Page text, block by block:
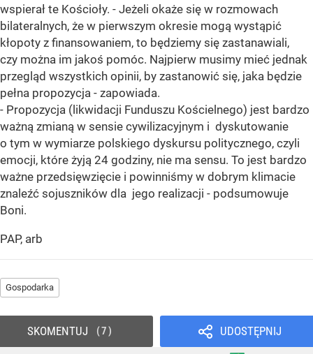
wspierał te Kościoły. - Jeżeli okaże się w rozmowach
bilateralnych, że w pierwszym okresie mogą wystąpić
kłopoty z finansowaniem, to będziemy się zastanawiali,
czy można im jakoś pomóc. Najpierw musimy mieć jednak
przegląd wszystkich opinii, by zastanowić się, jaka będzie
pełna propozycja - zapowiada.
- Propozycja (likwidacji Funduszu Kościelnego) jest bardzo
ważną zmianą w sensie cywilizacyjnym i dyskutowanie
o tym w wymiarze polskiego dyskursu politycznego, czyli
emocji, które żyją 24 godziny, nie ma sensu. To jest bardzo
ważne przedsięwzięcie i powinniśmy w dobrym klimacie
znaleźć sojuszników dla jego realizacji - podsumowuje
Boni.
PAP, arb
Gospodarka
UDOSTĘPNIJ
SKOMENTUJ 7